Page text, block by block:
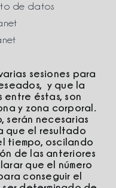
de datos
sesiones para
y que la
éstas, son
y zona corporal.
serán necesarias
que el resultado
tiempo, oscilando
de las anteriores
que el número
conseguir el